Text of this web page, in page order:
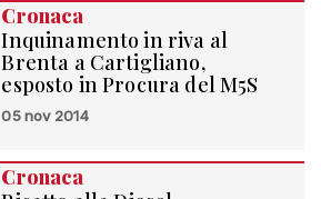
Cronaca
Inquinamento in riva al
Brenta a Cartigliano,
esposto in Procura del M5S
05 nov 2014
Cronaca